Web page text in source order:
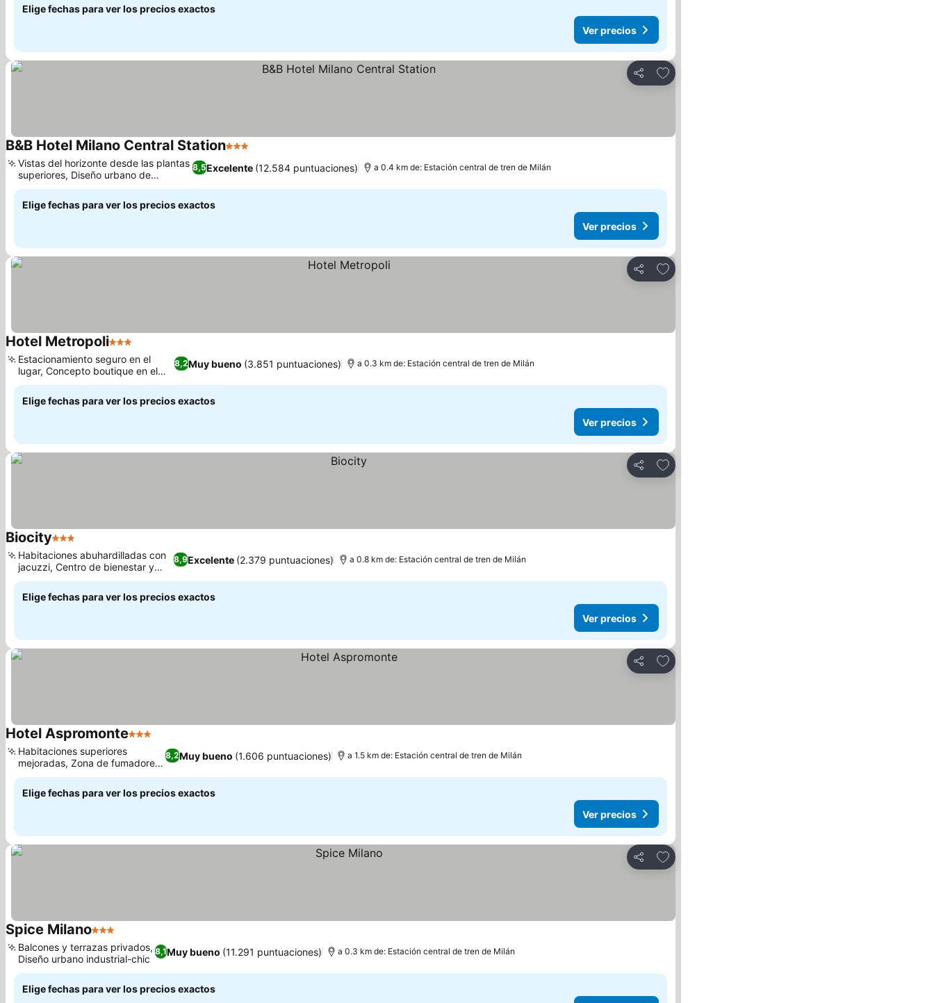
Elige fechas para ver los precios exactos
Ver precios
Compartir
Agregar a favoritos
B&B Hotel Milano Central Station3 Estrellas
8,5Excelente (12.584 puntuaciones)
Vistas del horizonte desde las plantas
superiores, Diseño urbano de
inspiración retro
a 0.4 km de: Estación central de tren de Milán
Elige fechas para ver los precios exactos
Ver precios
Compartir
Agregar a favoritos
Hotel Metropoli3 Estrellas
8,2Muy bueno (3.851 puntuaciones)
Estacionamiento seguro en el
lugar, Concepto boutique en el
tercer piso
a 0.3 km de: Estación central de tren de Milán
Elige fechas para ver los precios exactos
Ver precios
Compartir
Agregar a favoritos
Biocity3 Estrellas
8,9Excelente (2.379 puntuaciones)
Habitaciones abuhardilladas con
jacuzzi, Centro de bienestar y
sauna
a 0.8 km de: Estación central de tren de Milán
Elige fechas para ver los precios exactos
Ver precios
Compartir
Agregar a favoritos
Hotel Aspromonte3 Estrellas
8,2Muy bueno (1.606 puntuaciones)
Habitaciones superiores
mejoradas, Zona de fumadores
dedicada
a 1.5 km de: Estación central de tren de Milán
Elige fechas para ver los precios exactos
Ver precios
Compartir
Agregar a favoritos
Spice Milano3 Estrellas
8,1Muy bueno (11.291 puntuaciones)
Balcones y terrazas privados,
Diseño urbano industrial-chic
a 0.3 km de: Estación central de tren de Milán
Elige fechas para ver los precios exactos